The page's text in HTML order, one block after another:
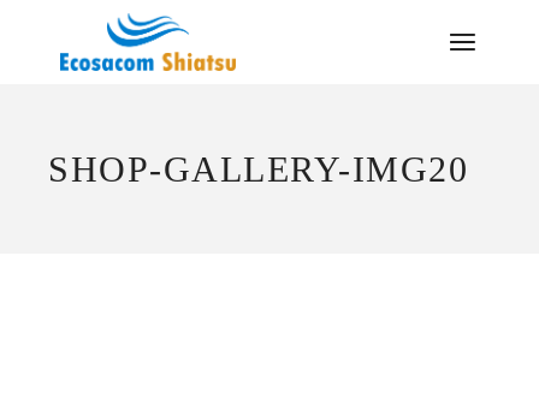
SHOP-GALLERY-IMG20